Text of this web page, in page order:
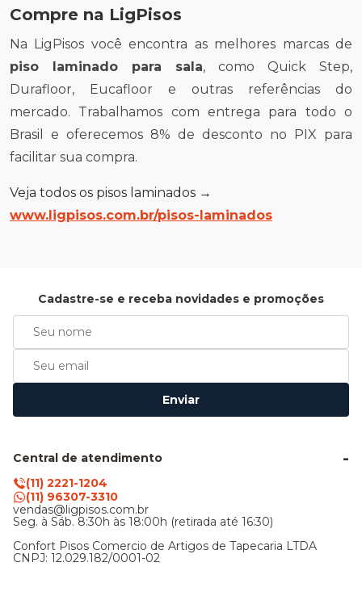
Compre na LigPisos
Na LigPisos você encontra as melhores marcas de
piso laminado para sala, como Quick Step,
Durafloor, Eucafloor e outras referências do
mercado. Trabalhamos com entrega para todo o
Brasil e oferecemos 8% de desconto no PIX para
facilitar sua compra.
Veja todos os pisos laminados →
www.ligpisos.com.br/pisos-laminados
Cadastre-se e receba novidades e promoções
Enviar
Central de atendimento
(11) 2221-1204
(11) 96307-3310
vendas@ligpisos.com.br
Seg. à Sáb. 8:30h às 18:00h (retirada até 16:30)
Confort Pisos Comercio de Artigos de Tapecaria LTDA
CNPJ: 12.029.182/0001-02